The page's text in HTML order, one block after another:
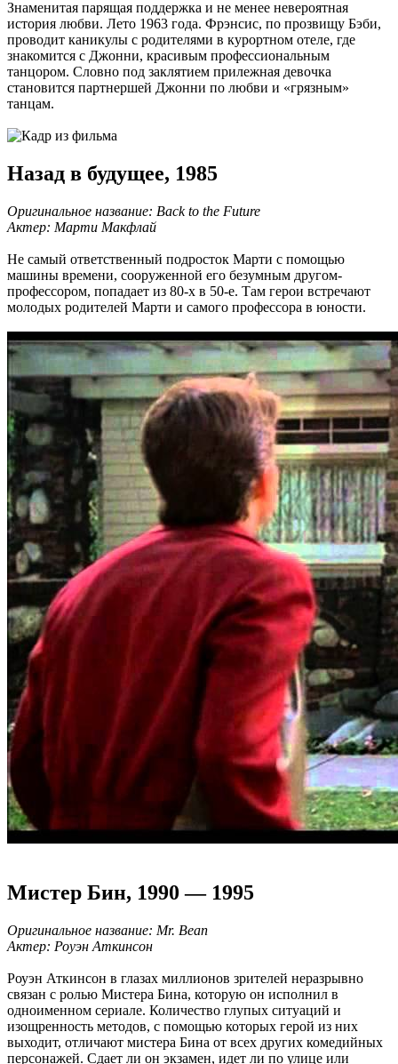
Знаменитая парящая поддержка и не менее невероятная
история любви. Лето 1963 года. Фрэнсис, по прозвищу Бэби,
проводит каникулы с родителями в курортном отеле, где
знакомится с Джонни, красивым профессиональным
танцором. Словно под заклятием прилежная девочка
становится партнершей Джонни по любви и «грязным»
танцам.
Назад в будущее, 1985
Оригинальное название: Back to the Future
Актер: Марти Макфлай
Не самый ответственный подросток Марти с помощью
машины времени, сооруженной его безумным другом-
профессором, попадает из 80-х в 50-е. Там герои встречают
молодых родителей Марти и самого профессора в юности.
Мистер Бин, 1990 — 1995
Оригинальное название: Mr. Bean
Актер: Роуэн Аткинсон
Роуэн Аткинсон в глазах миллионов зрителей неразрывно
связан с ролью Мистера Бина, которую он исполнил в
одноименном сериале. Количество глупых ситуаций и
изощренность методов, с помощью которых герой из них
выходит, отличают мистера Бина от всех других комедийных
персонажей. Сдает ли он экзамен, идет ли по улице или